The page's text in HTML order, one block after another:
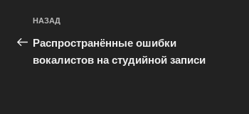
Навигация
по
записям
Предыдущая
запись:
НАЗАД
Распространённые ошибки
вокалистов на студийной записи